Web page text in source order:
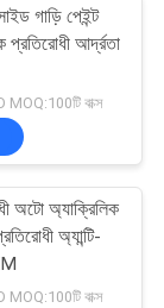
গাড়ি পেইন্ট
প্রতিরোধী আর্দ্রতা
বাক্স
অটো অ্যাক্রিলিক
অ্যান্টি-
বাক্স